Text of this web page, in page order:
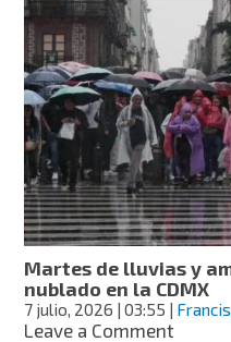
onda
al
país
este
lluvias
en
31
Martes de lluvias y
nublado en la CDMX
7 julio, 2026 | 03:55 |
Leave a Commenton